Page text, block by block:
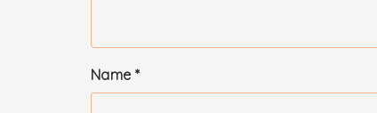
Name *